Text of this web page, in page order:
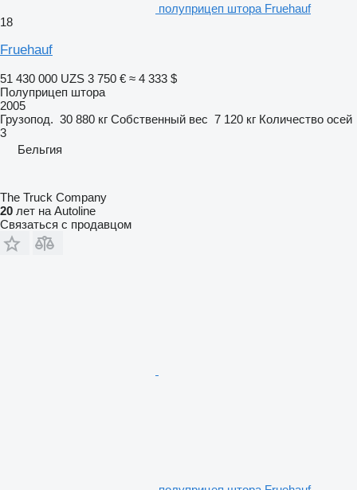
полуприцеп штора Fruehauf
18
Fruehauf
51 430 000 UZS 3 750 € ≈ 4 333 $
Полуприцеп штора
2005
Грузопод. 30 880 кг Собственный вес 7 120 кг Количество осей
3
Бельгия
The Truck Company
20 лет на Autoline
Связаться с продавцом